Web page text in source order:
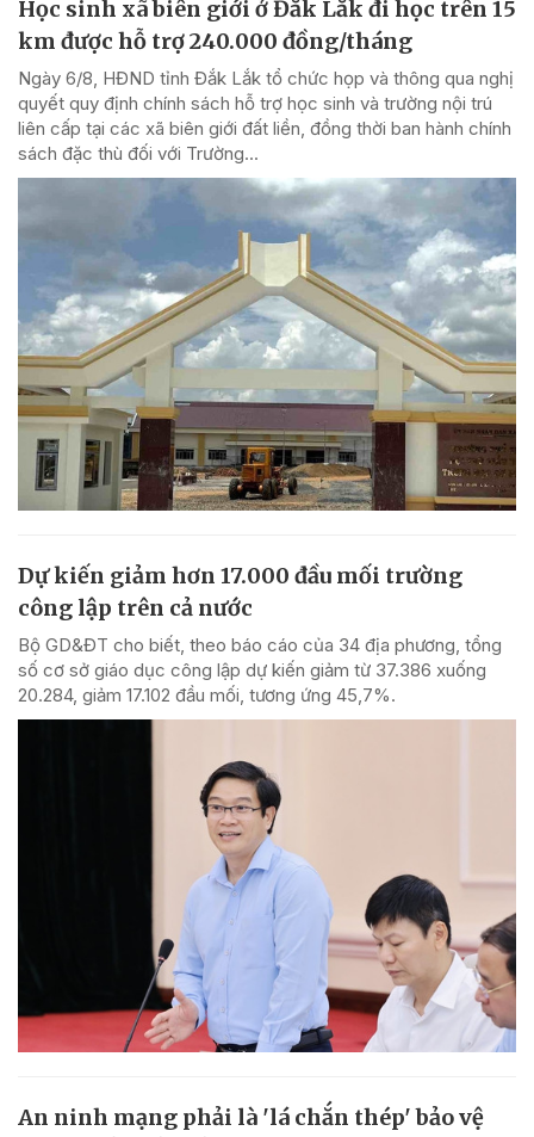
Học sinh xã biên giới ở Đắk Lắk đi học trên 15
km được hỗ trợ 240.000 đồng/tháng
Ngày 6/8, HĐND tỉnh Đắk Lắk tổ chức họp và thông qua nghị
quyết quy định chính sách hỗ trợ học sinh và trường nội trú
liên cấp tại các xã biên giới đất liền, đồng thời ban hành chính
sách đặc thù đối với Trường...
Dự kiến giảm hơn 17.000 đầu mối trường
công lập trên cả nước
Bộ GD&ĐT cho biết, theo báo cáo của 34 địa phương, tổng
số cơ sở giáo dục công lập dự kiến giảm từ 37.386 xuống
20.284, giảm 17.102 đầu mối, tương ứng 45,7%.
An ninh mạng phải là 'lá chắn thép' bảo vệ